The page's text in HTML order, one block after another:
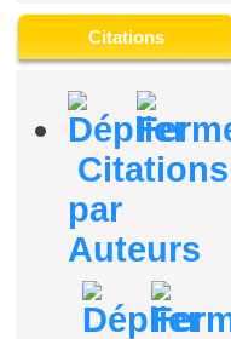
Citations
Citations
par
Auteurs